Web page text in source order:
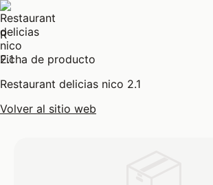
R
Ficha de producto
Restaurant delicias nico 2.1
Volver al sitio web